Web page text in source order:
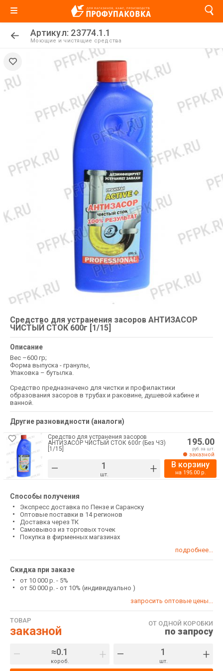
Артикул: 23774.1.1
Моющие и чистящие средства
Средство для устранения засоров АНТИЗАСОР
ЧИСТЫЙ СТОК 600г [1/15]
Описание
Вес –600 гр;
Форма выпуска - гранулы,
Упаковка – бутылка.
Средство предназначено для чистки и профилактики
образования засоров в трубах и раковине, душевой кабине и
ванной.
Другие разновидности (аналоги)
Средство для устранения засоров
АНТИЗАСОР ЧИСТЫЙ СТОК 600г (Без ЧЗ)
[1/15]
– шт. +
195.00
руб. за шт.
заказной
В корзину
на 195.00р.
Способы получения
Экспресс доставка по Пензе и Саранску
Оптовые поставки в 14 регионов
Доставка через ТК
Самовывоз из торговых точек
Покупка в фирменных магазинах
подробнее...
Скидка при заказе
от 10 000 р. - 5%
от 50 000 р. - от 10% (индивидуально )
запросить оптовые цены...
ТОВАР
заказной
ОТ ОДНОЙ КОРОБКИ
по запросу
– короб. + – шт. +